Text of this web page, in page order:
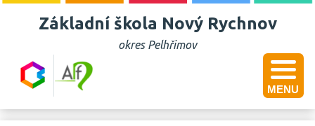
Základní škola Nový Rychnov
okres Pelhřimov
MENU